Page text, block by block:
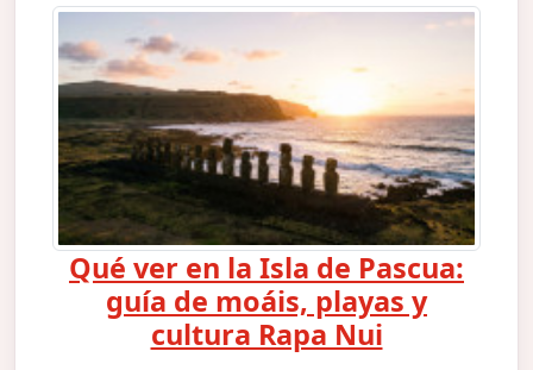
Qué ver en la Isla de Pascua:
guía de moáis, playas y
cultura Rapa Nui